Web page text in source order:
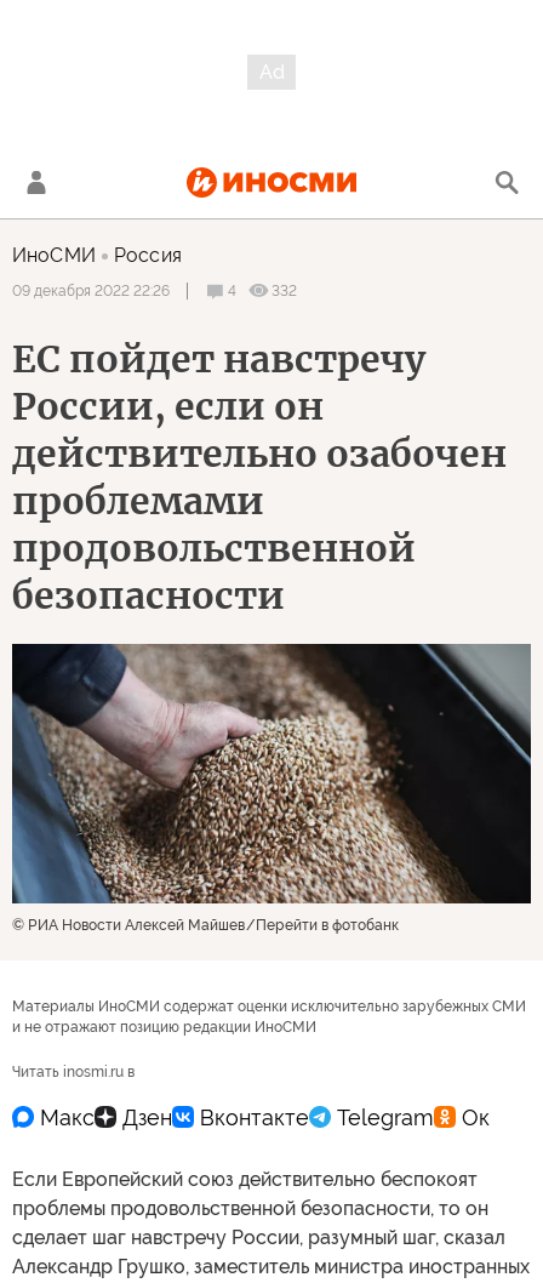
ИноСМИ Россия
09 декабря 2022 22:26 4 332
ЕС пойдет навстречу
России, если он
действительно озабочен
проблемами
продовольственной
безопасности
© РИА Новости Алексей Майшев Перейти в фотобанк
Материалы ИноСМИ содержат оценки исключительно зарубежных СМИ
и не отражают позицию редакции ИноСМИ
Читать inosmi.ru в
Если Европейский союз действительно беспокоят
проблемы продовольственной безопасности, то он
сделает шаг навстречу России, разумный шаг, сказал
Александр Грушко, заместитель министра иностранных